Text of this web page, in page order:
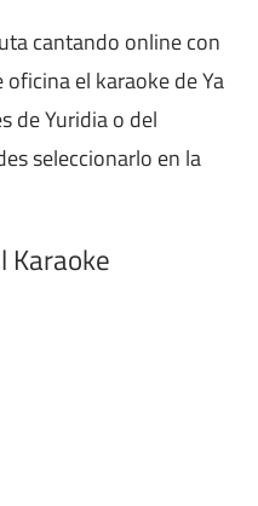
cantando online con
el karaoke de Ya
de Yuridia o del
seleccionarlo en la
Karaoke